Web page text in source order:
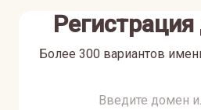
Более 300 вариантов